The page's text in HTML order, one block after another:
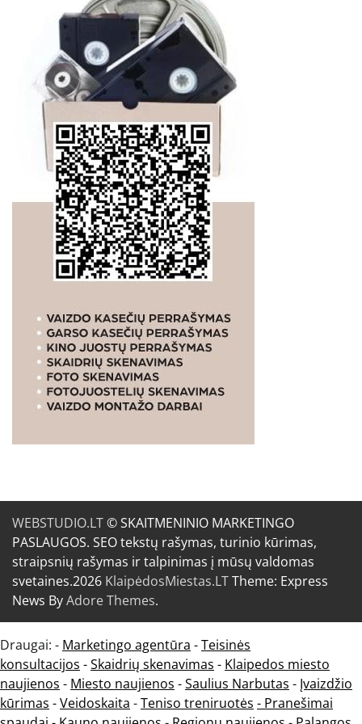
WEBSTUDIO.LT© SKAITMENINIO MARKETINGO
PASLAUGOS. SEO tekstų rašymas, turinio kūrimas,
straipsnių rašymas ir talpinimas į mūsų valdomas
svetaines.2026 KlaipėdosMiestas.LTTheme: Express
News ByAdore Themes.
Draugai: - Marketingo agentūra -Teisinės
konsultacijos -Skaidrių skenavimas - Klaipedos miesto
naujienos - Miesto naujienos -Saulius Narbutas - Įvaizdžio
kūrimas -Veidoskaita -Teniso treniruotės - Pranešimai